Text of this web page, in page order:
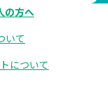
の方へ
いて
について